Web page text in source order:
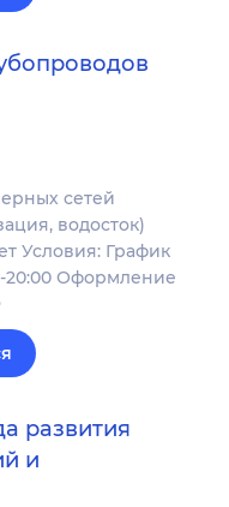
сетей
водосток)
Условия: График
20:00 Оформление
развития
и